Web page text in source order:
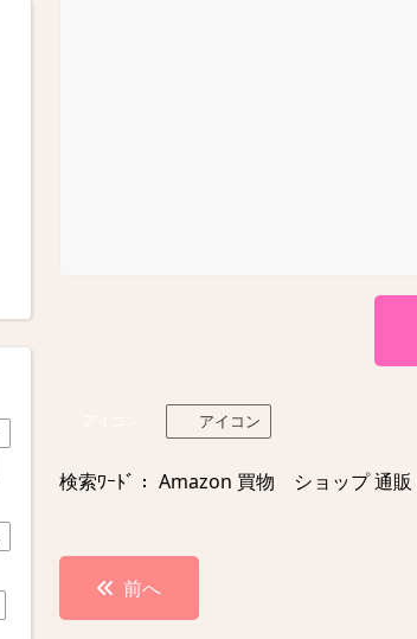
アイコン
検索ﾜｰﾄﾞ： Amazon 買物 ショップ 通
投
稿
前へ